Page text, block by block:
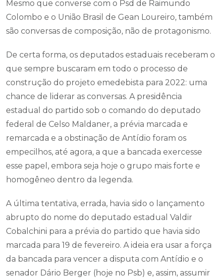
Mesmo que converse com o Psd de Raimundo
Colombo e o União Brasil de Gean Loureiro, também
são conversas de composição, não de protagonismo.
De certa forma, os deputados estaduais receberam o
que sempre buscaram em todo o processo de
construção do projeto emedebista para 2022: uma
chance de liderar as conversas. A presidência
estadual do partido sob o comando do deputado
federal de Celso Maldaner, a prévia marcada e
remarcada e a obstinação de Antídio foram os
empecilhos, até agora, a que a bancada exercesse
esse papel, embora seja hoje o grupo mais forte e
homogêneo dentro da legenda.
A última tentativa, errada, havia sido o lançamento
abrupto do nome do deputado estadual Valdir
Cobalchini para a prévia do partido que havia sido
marcada para 19 de fevereiro. A ideia era usar a força
da bancada para vencer a disputa com Antídio e o
senador Dário Berger (hoje no Psb) e, assim, assumir